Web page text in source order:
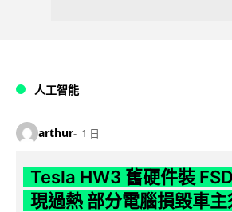
人工智能
arthur 1 日
Tesla HW3 舊硬件裝
現過熱 部分電腦損毀車